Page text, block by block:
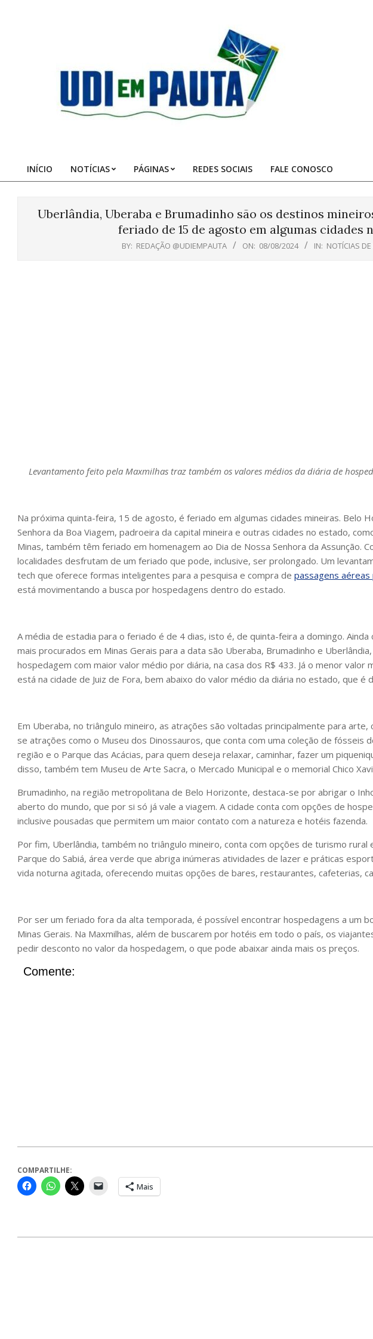
Pauta
Primary
INÍCIO NOTÍCIAS PÁGINAS REDES SOCIAIS FALE CONOSCO
Uberlândia, Uberaba e Brumadinho são os destinos
feriado de 15 de agosto em algumas cidades
BY: REDAÇÃO @UDIEMPAUTA ON: 08/08/2024 IN: NOTÍCIAS
Levantamento feito pela Maxmilhas traz também os valores médios da diária de
Na próxima quinta-feira, 15 de agosto, é feriado em algumas cidades mineiras. Belo
Senhora da Boa Viagem, padroeira da capital mineira e outras cidades no estado,
Minas, também têm feriado em homenagem ao Dia de Nossa Senhora da Assunção.
localidades desfrutam de um feriado que pode, inclusive, ser prolongado. Um
tech que oferece formas inteligentes para a pesquisa e compra de passagens aéreas
está movimentando a busca por hospedagens dentro do estado.
A média de estadia para o feriado é de 4 dias, isto é, de quinta-feira a domingo.
mais procurados em Minas Gerais para a data são Uberaba, Brumadinho e
hospedagem com maior valor médio por diária, na casa dos R$ 433. Já o menor valor
está na cidade de Juiz de Fora, bem abaixo do valor médio da diária no estado, que é
Em Uberaba, no triângulo mineiro, as atrações são voltadas principalmente para arte,
se atrações como o Museu dos Dinossauros, que conta com uma coleção de fósseis
região e o Parque das Acácias, para quem deseja relaxar, caminhar, fazer um
disso, também tem Museu de Arte Sacra, o Mercado Municipal e o memorial Chico
Brumadinho, na região metropolitana de Belo Horizonte, destaca-se por abrigar o
aberto do mundo, que por si só já vale a viagem. A cidade conta com opções de
inclusive pousadas que permitem um maior contato com a natureza e hotéis fazenda.
Por fim, Uberlândia, também no triângulo mineiro, conta com opções de turismo rural
Parque do Sabiá, área verde que abriga inúmeras atividades de lazer e práticas
vida noturna agitada, oferecendo muitas opções de bares, restaurantes, cafeterias,
Por ser um feriado fora da alta temporada, é possível encontrar hospedagens a um
Minas Gerais. Na Maxmilhas, além de buscarem por hotéis em todo o país, os
pedir desconto no valor da hospedagem, o que pode abaixar ainda mais os preços.
Comente:
COMPARTILHE:
Mais